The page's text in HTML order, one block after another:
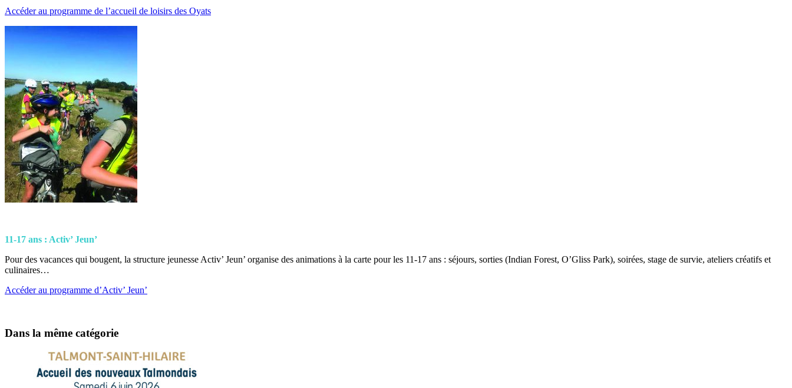
Accéder au programme de l’accueil de loisirs des Oyats
11-17 ans : Activ’ Jeun’
Pour des vacances qui bougent, la structure jeunesse Activ’ Jeun’ organise des animations à la carte pour les 11-17 ans : séjours, sorties (Indian Forest, O’Gliss Park), soirées, stage de survie, ateliers créatifs et
culinaires…
Accéder au programme d’Activ’ Jeun’
Dans la même catégorie